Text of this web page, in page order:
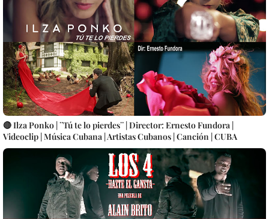
🔴 Ilza Ponko | ¨Tú te lo pierdes¨ | Director: Ernesto Fundora |
Videoclip | Música Cubana | Artistas Cubanos | Canción | CUBA